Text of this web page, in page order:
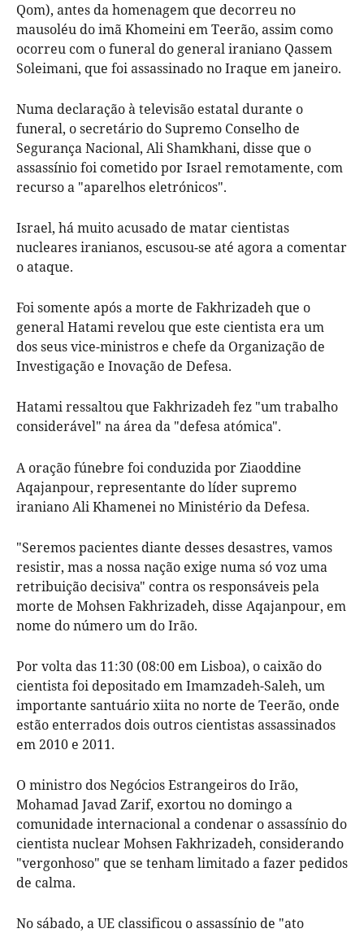
Qom), antes da homenagem que decorreu no
mausoléu do imã Khomeini em Teerão, assim como
ocorreu com o funeral do general iraniano Qassem
Soleimani, que foi assassinado no Iraque em janeiro.
Numa declaração à televisão estatal durante o
funeral, o secretário do Supremo Conselho de
Segurança Nacional, Ali Shamkhani, disse que o
assassínio foi cometido por Israel remotamente, com
recurso a "aparelhos eletrónicos".
Israel, há muito acusado de matar cientistas
nucleares iranianos, escusou-se até agora a comentar
o ataque.
Foi somente após a morte de Fakhrizadeh que o
general Hatami revelou que este cientista era um
dos seus vice-ministros e chefe da Organização de
Investigação e Inovação de Defesa.
Hatami ressaltou que Fakhrizadeh fez "um trabalho
considerável" na área da "defesa atómica".
A oração fúnebre foi conduzida por Ziaoddine
Aqajanpour, representante do líder supremo
iraniano Ali Khamenei no Ministério da Defesa.
"Seremos pacientes diante desses desastres, vamos
resistir, mas a nossa nação exige numa só voz uma
retribuição decisiva" contra os responsáveis pela
morte de Mohsen Fakhrizadeh, disse Aqajanpour, em
nome do número um do Irão.
Por volta das 11:30 (08:00 em Lisboa), o caixão do
cientista foi depositado em Imamzadeh-Saleh, um
importante santuário xiita no norte de Teerão, onde
estão enterrados dois outros cientistas assassinados
em 2010 e 2011.
O ministro dos Negócios Estrangeiros do Irão,
Mohamad Javad Zarif, exortou no domingo a
comunidade internacional a condenar o assassínio do
cientista nuclear Mohsen Fakhrizadeh, considerando
"vergonhoso" que se tenham limitado a fazer pedidos
de calma.
No sábado, a UE classificou o assassínio de "ato